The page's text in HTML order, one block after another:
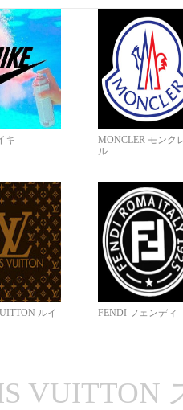
キ
MONCLER モンク
ル
ルイ
FENDI フェンディ
VUITTON